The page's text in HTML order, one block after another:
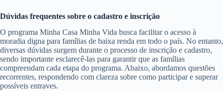
Dúvidas frequentes sobre o cadastro e inscrição
O programa Minha Casa Minha Vida busca facilitar o acesso à
moradia digna para famílias de baixa renda em todo o país. No entanto,
diversas dúvidas surgem durante o processo de inscrição e cadastro,
sendo importante esclarecê-las para garantir que as famílias
compreendam cada etapa do programa. Abaixo, abordamos questões
recorrentes, respondendo com clareza sobre como participar e superar
possíveis entraves.